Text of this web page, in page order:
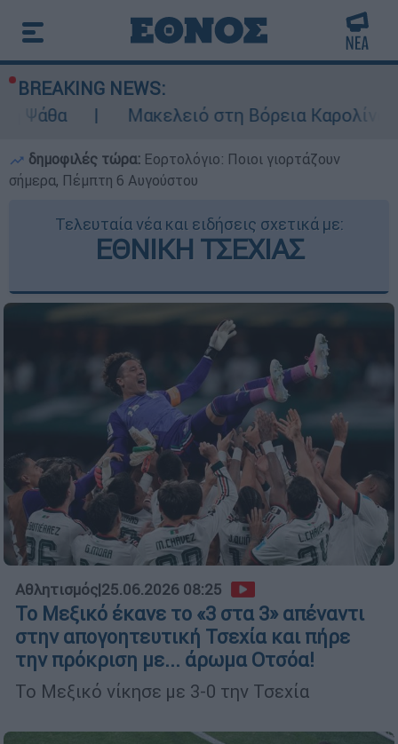
BREAKING NEWS:
Μακελειό στη Βόρεια Καρολίνα ύστερα από
δημοφιλές τώρα: Εορτολόγιο: Ποιοι γιορτάζουν
σήμερα, Πέμπτη 6 Αυγούστου
Τελευταία νέα και ειδήσεις σχετικά με:
ΕΘΝΙΚΗ ΤΣΕΧΙΑΣ
Αθλητισμός|25.06.2026 08:25
Το Μεξικό έκανε το «3 στα 3» απέναντι
στην απογοητευτική Τσεχία και πήρε
την πρόκριση με... άρωμα Οτσόα!
Το Μεξικό νίκησε με 3-0 την Τσεχία